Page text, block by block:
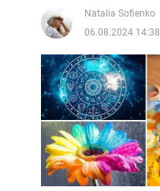
Natalia Sofienko
06.08.2024 14:38